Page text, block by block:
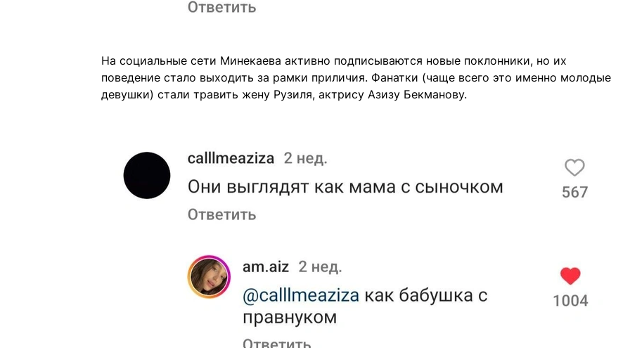
На социальные сети Минекаева активно подписываются новые поклонники, но их
поведение стало выходить за рамки приличия. Фанатки (чаще всего это именно молодые
девушки) стали травить жену Рузиля, актрису Азизу Бекманову.